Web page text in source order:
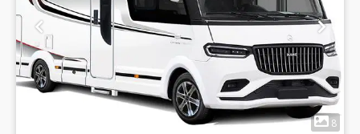
1
8